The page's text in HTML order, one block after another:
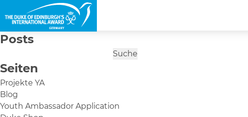
Posts
nach:
Seiten
Projekte YA
Blog
Youth Ambassador Application